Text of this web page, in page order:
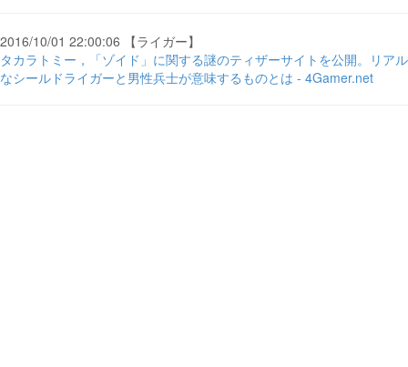
2016/10/01 22:00:06 【ライガー】
タカラトミー，「ゾイド」に関する謎のティザーサイトを公開。リアル
なシールドライガーと男性兵士が意味するものとは - 4Gamer.net